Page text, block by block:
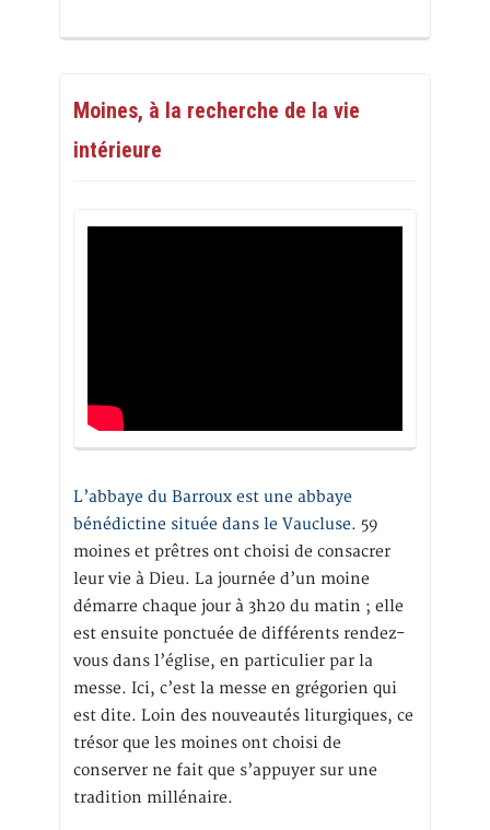
Moines, à la recherche de la vie
intérieure
L’abbaye du Barroux est une abbaye
bénédictine située dans le Vaucluse. 59
moines et prêtres ont choisi de consacrer
leur vie à Dieu. La journée d’un moine
démarre chaque jour à 3h20 du matin ; elle
est ensuite ponctuée de différents rendez-
vous dans l’église, en particulier par la
messe. Ici, c’est la messe en grégorien qui
est dite. Loin des nouveautés liturgiques, ce
trésor que les moines ont choisi de
conserver ne fait que s’appuyer sur une
tradition millénaire.